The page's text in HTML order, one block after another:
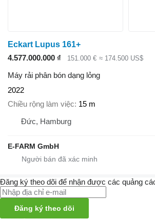
Eckart Lupus 161+
4.577.000.000 ₫
151.000 € ≈ 174.500 US$
Máy rải phân bón dạng lỏng
2022
Chiều rộng làm việc 15 m
Đức, Hamburg
E-FARM GmbH
Đăng ký theo dõi để nhận được các quảng
Đăng ký theo dõi